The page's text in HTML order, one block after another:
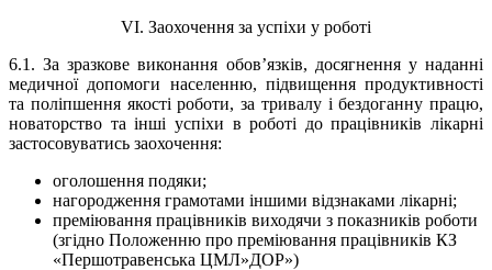
VI. Заохочення за успіхи у роботі
6.1. За зразкове виконання обов’язків, досягнення у наданні
медичної допомоги населенню, підвищення продуктивності
та поліпшення якості роботи, за тривалу і бездоганну працю,
новаторство та інші успіхи в роботі до працівників лікарні
застосовуватись заохочення:
оголошення подяки;
нагородження грамотами іншими відзнаками лікарні;
преміювання працівників виходячи з показників роботи
(згідно Положенню про преміювання працівників КЗ
«Першотравенська ЦМЛ»ДОР»)